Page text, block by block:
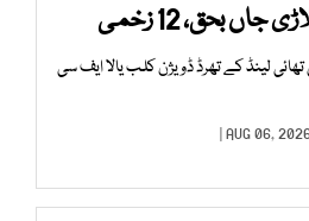
بحق، 12 زخمی
لینڈ کے تھرڈ ڈویژن کلب یالا ایف سی